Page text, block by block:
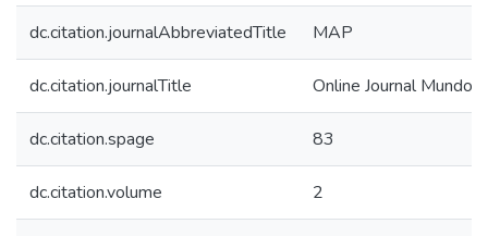
dc.citation.journalAbbreviatedTitle MAP
dc.citation.journalTitle Online Journal Mundo
dc.citation.spage 83
dc.citation.volume 2